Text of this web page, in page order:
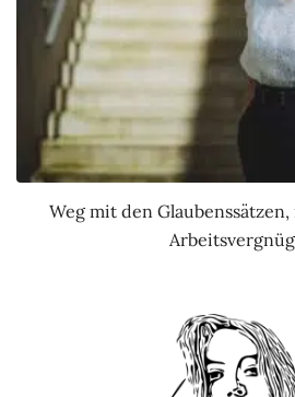
Weg mit den